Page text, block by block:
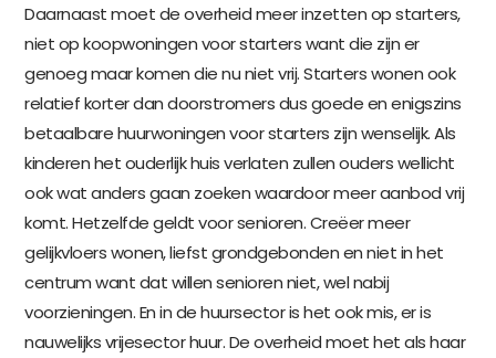
Daarnaast moet de overheid meer inzetten op starters,
niet op koopwoningen voor starters want die zijn er
genoeg maar komen die nu niet vrij. Starters wonen ook
relatief korter dan doorstromers dus goede en enigszins
betaalbare huurwoningen voor starters zijn wenselijk. Als
kinderen het ouderlijk huis verlaten zullen ouders wellicht
ook wat anders gaan zoeken waardoor meer aanbod vrij
komt. Hetzelfde geldt voor senioren. Creëer meer
gelijkvloers wonen, liefst grondgebonden en niet in het
centrum want dat willen senioren niet, wel nabij
voorzieningen. En in de huursector is het ook mis, er is
nauwelijks vrijesector huur. De overheid moet het als haar